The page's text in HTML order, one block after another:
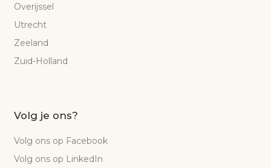
Overijssel
Utrecht
Zeeland
Zuid-Holland
Volg je ons?
Volg ons op Facebook
Volg ons op LinkedIn